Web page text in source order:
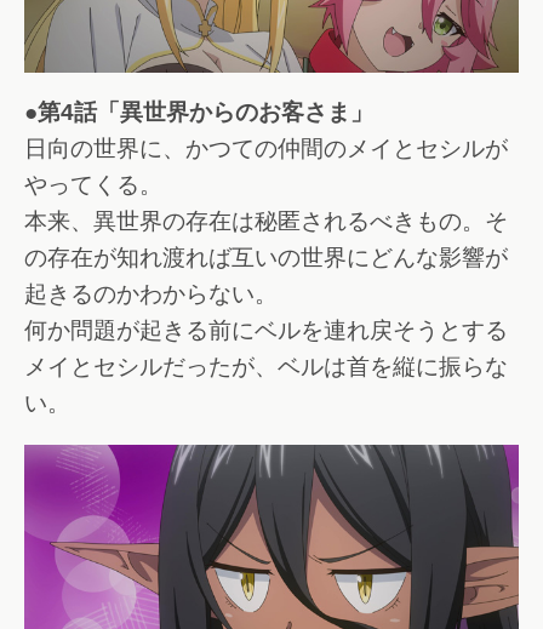
●第4話「異世界からのお客さま」
日向の世界に、かつての仲間のメイとセシルが
やってくる。
本来、異世界の存在は秘匿されるべきもの。そ
の存在が知れ渡れば互いの世界にどんな影響が
起きるのかわからない。
何か問題が起きる前にベルを連れ戻そうとする
メイとセシルだったが、ベルは首を縦に振らな
い。